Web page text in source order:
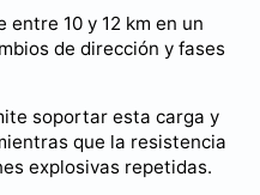
10 y 12 km en un
de dirección y fases
soportar esta carga y
que la resistencia
explosivas repetidas.